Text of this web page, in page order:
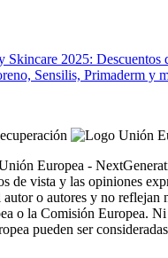
Skincare 2025: Descuentos
Sensilis, Primaderm y
Europea -
de vista y las opiniones
o autores y no reflejan
o la Comisión Europea.
pueden ser